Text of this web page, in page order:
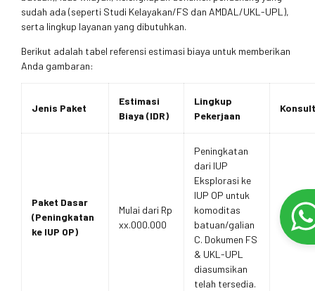
sudah ada (seperti Studi Kelayakan/FS dan AMDAL/UKL-UPL),
serta lingkup layanan yang dibutuhkan.
Berikut adalah tabel referensi estimasi biaya untuk memberikan
Anda gambaran:
Jenis Paket
Estimasi
Biaya (IDR)
Lingkup
Pekerjaan
Paket Dasar
(Peningkatan
ke IUP OP)
Mulai dari Rp
xx.000.000
Peningkatan
dari IUP
Eksplorasi ke
IUP OP untuk
komoditas
batuan/galian
C. Dokumen FS
& UKL-UPL
diasumsikan
telah tersedia.